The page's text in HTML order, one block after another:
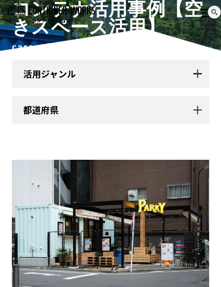
コンテナ活用事例【空
きスペース活用】
case study
活用ジャンル
都道府県